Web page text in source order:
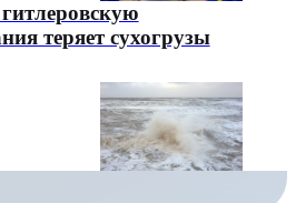
теряет сухогрузы